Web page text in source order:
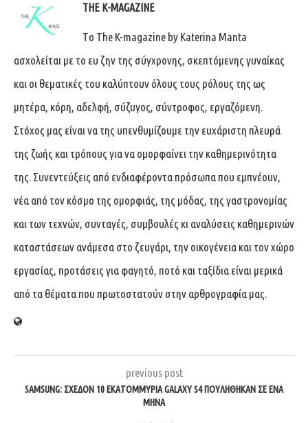
THE K-MAGAZINE
Tο The K-magazine by Katerina Manta
ασχολείται με το ευ ζην της σύγχρονης, σκεπτόμενης γυναίκας
και οι θεματικές του καλύπτουν όλους τους ρόλους της ως
μητέρα, κόρη, αδελφή, σύζυγος, σύντροφος, εργαζόμενη.
Στόχος μας είναι να της υπενθυμίζουμε την ευχάριστη πλευρά
της ζωής και τρόπους για να ομορφαίνει την καθημερινότητα
της. Συνεντεύξεις από ενδιαφέροντα πρόσωπα που εμπνέουν,
νέα από τον κόσμο της ομορφιάς, της μόδας, της γαστρονομίας
και των τεχνών, συνταγές, συμβουλές κι αναλύσεις καθημερινών
καταστάσεων ανάμεσα στο ζευγάρι, την οικογένεια και τον χώρο
εργασίας, προτάσεις για φαγητό, ποτό και ταξίδια είναι μερικά
από τα θέματα που πρωτοστατούν στην αρθρογραφία μας.
previous post
SAMSUNG: ΣΧΕΔΌΝ 10 ΕΚΑΤΟΜΜΎΡΙΑ GALAXY S4 ΠΟΥΛΉΘΗΚΑΝ ΣΕ ΈΝΑ
ΜΉΝΑ